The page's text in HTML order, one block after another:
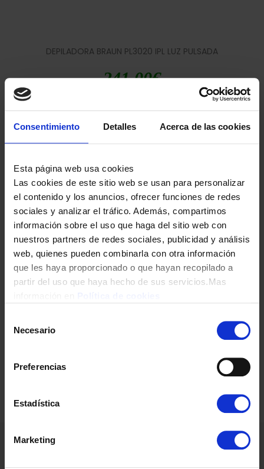
Consentimiento Detalles Acerca de las cookies
Esta página web usa cookies
Las cookies de este sitio web se usan para personalizar
el contenido y los anuncios, ofrecer funciones de redes
sociales y analizar el tráfico. Además, compartimos
información sobre el uso que haga del sitio web con
nuestros partners de redes sociales, publicidad y análisis
web, quienes pueden combinarla con otra información
que les haya proporcionado o que hayan recopilado a
partir del uso que haya hecho de sus servicios.Mas
Necesario
Preferencias
Estadística
Marketing
DEPILADORA BRAUN PL3020 IPL LUZ PULSADA
241,00€
DEPILADORAS LUZ PULSADA PHILIPS BRI924/00 LUZ PULSADA
ACC FACIAL
279,00€